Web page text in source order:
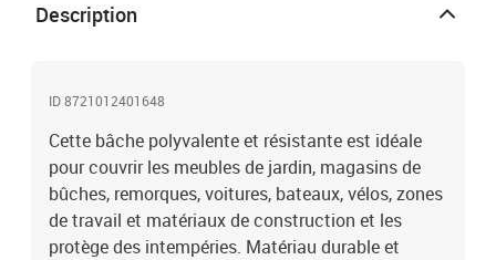
Description
ID 8721012401648
Cette bâche polyvalente et résistante est idéale
pour couvrir les meubles de jardin, magasins de
bûches, remorques, voitures, bateaux, vélos, zones
de travail et matériaux de construction et les
protège des intempéries. Matériau durable et